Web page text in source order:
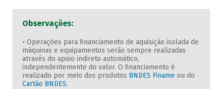
Observações:
• Operações para financiamento de aquisição isolada de
máquinas e equipamentos serão sempre realizadas
através do apoio indireto automático,
independentemente do valor. O financiamento é
realizado por meio dos produtos BNDES Finame ou do
Cartão BNDES.